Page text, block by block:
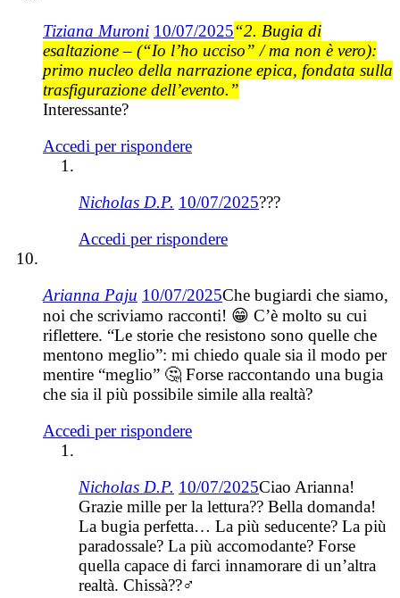
Tiziana Muroni 10/07/2025“2. Bugia di
esaltazione – (“Io l’ho ucciso” / ma non è vero):
primo nucleo della narrazione epica, fondata sulla
trasfigurazione dell’evento.”
Interessante?
Accedi per rispondere
Nicholas D.P. 10/07/2025???
Accedi per rispondere
Arianna Paju 10/07/2025Che bugiardi che siamo,
noi che scriviamo racconti! 😁 C’è molto su cui
riflettere. “Le storie che resistono sono quelle che
mentono meglio”: mi chiedo quale sia il modo per
mentire “meglio” 🤔 Forse raccontando una bugia
che sia il più possibile simile alla realtà?
Accedi per rispondere
Nicholas D.P. 10/07/2025Ciao Arianna!
Grazie mille per la lettura?? Bella domanda!
La bugia perfetta… La più seducente? La più
paradossale? La più accomodante? Forse
quella capace di farci innamorare di un’altra
realtà. Chissà??‍♂️